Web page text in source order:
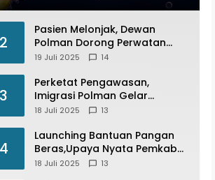
2
Pasien Melonjak, Dewan
Polman Dorong Perwatan
Inap PKM Wonomulyo
19 Juli 2025 14
3
Perketat Pengawasan,
Imigrasi Polman Gelar
Operasi Pengawasan
Serentak disemua Daerah di
Indonesia
18 Juli 2025 13
4
Launching Bantuan Pangan
Beras,Upaya Nyata Pemkab
Polman Stabilkan Harga
18 Juli 2025 13